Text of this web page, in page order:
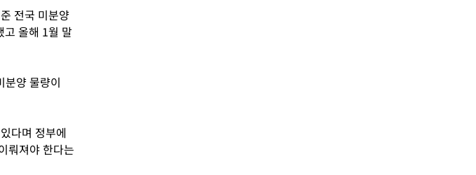
전국 미분양
고 올해 1월 말
분양 물량이
다며 정부에
뤄져야 한다는